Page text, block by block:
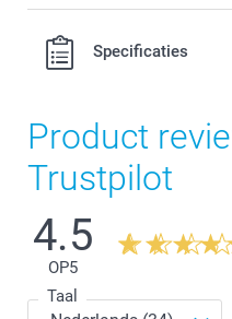
Specificaties
Product
Trustpilot
4.5
OP5
Taal